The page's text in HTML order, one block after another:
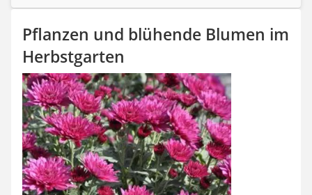
Pflanzen und blühende Blumen im
Herbstgarten